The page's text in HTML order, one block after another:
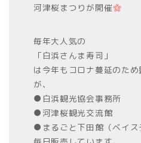
河津桜まつりが開催
毎年大人気の
「白浜さんま寿司」
は今年もコロナ蔓延のた
が、
●白浜観光協会事務所
●河津桜観光交流館
●まるごと下田館（ベイス